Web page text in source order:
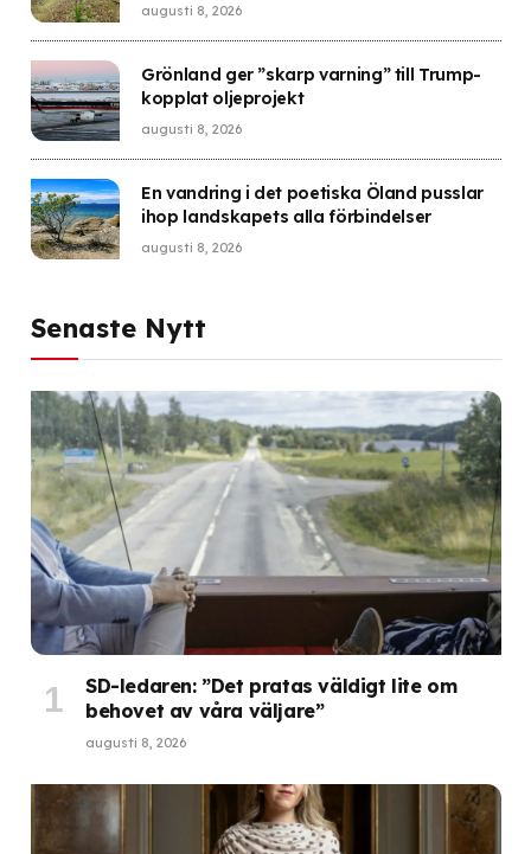
augusti 8, 2026
Grönland ger ”skarp varning” till Trump-
kopplat oljeprojekt
augusti 8, 2026
En vandring i det poetiska Öland pusslar
ihop landskapets alla förbindelser
augusti 8, 2026
Senaste Nytt
SD-ledaren: ”Det pratas väldigt lite om
behovet av våra väljare”
augusti 8, 2026